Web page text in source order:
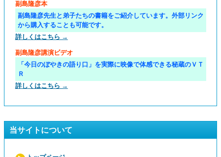
副島隆彦本
副島隆彦先生と弟子たちの書籍をご紹介しています。外部リンク
から購入することも可能です。
詳しくはこちら →
副島隆彦講演ビデオ
「今日のぼやきの語り口」を実際に映像で体感できる秘蔵のＶＴ
Ｒ
詳しくはこちら →
当サイトについて